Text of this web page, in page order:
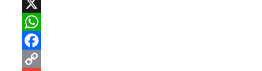
X
WhatsApp
Facebook